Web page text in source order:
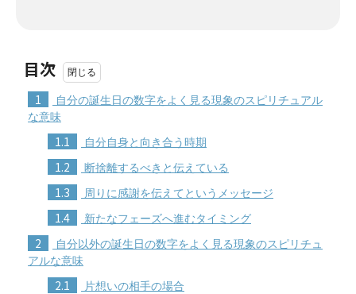
目次
1
自分の誕生日の数字をよく見る現象のスピリチュアル
な意味
1.1 自分自身と向き合う時期
1.2 断捨離するべきと伝えている
1.3 周りに感謝を伝えてというメッセージ
1.4 新たなフェーズへ進むタイミング
2
自分以外の誕生日の数字をよく見る現象のスピリチュ
アルな意味
2.1 片想いの相手の場合